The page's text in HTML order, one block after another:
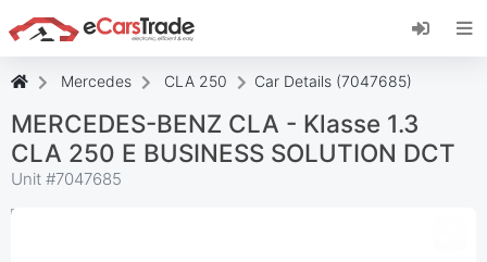
Установите веб-приложение eCarsTrade,
добавьте его на главный экран и получайте
Mercedes CLA 250 Car Details (7047685)
MERCEDES-BENZ CLA - Klasse 1.3
CLA 250 E BUSINESS SOLUTION DCT
Unit #7047685